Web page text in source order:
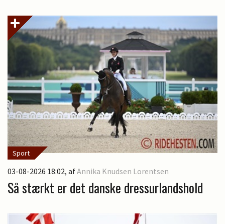
Sport
03-08-2026 18:02, afAnnika Knudsen Lorentsen
Så stærkt er det danske dressurlandshold